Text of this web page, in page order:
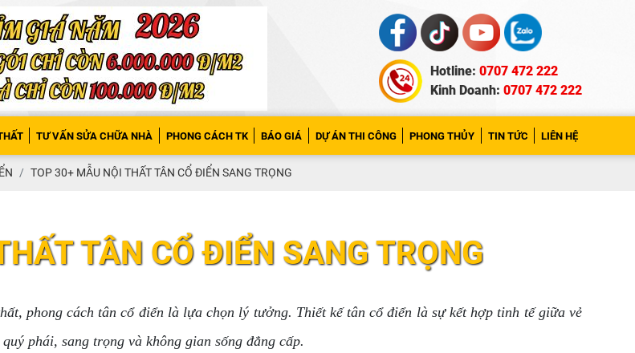
Hotline: 0707 472 222
Kinh Doanh: 0707 472 222
TƯ VẤN SỬA CHỮA NHÀ PHONG CÁCH TK BÁO GIÁ DỰ ÁN THI CÔNG PHONG THỦY TIN TỨC LIÊN HỆ
TOP 30+ MẪU NỘI THẤT TÂN CỔ ĐIỂN SANG TRỌNG
TÂN CỔ ĐIỂN SANG TRỌNG
phong cách tân cổ điển là lựa chọn lý tưởng. Thiết kế tân cổ điển là sự kết hợp tinh tế giữa vẻ
phái, sang trọng và không gian sống đẳng cấp.